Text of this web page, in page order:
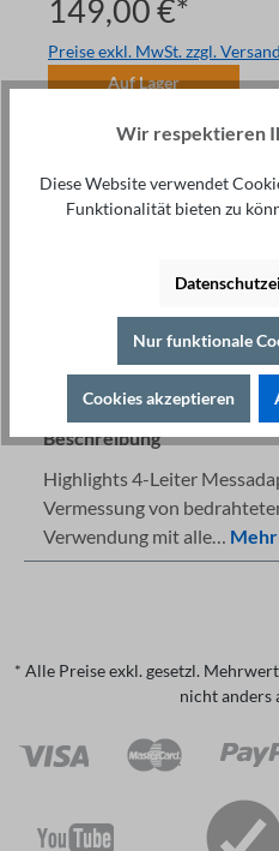
149,00 €*
Preise exkl. MwSt. zzgl. Versand
Auf Lager
Details
Fachberatung
+49 421 277 9999
Beschreibung
Highlights 4-Leiter
Vermessung von
Verwendung mit alle… Mehr
* Alle Preise exkl. gesetzl.
nicht anders
Wir respektieren
Diese Website verwendet
Funktionalität bieten zu
Nur funktionale
Cookies akzeptieren